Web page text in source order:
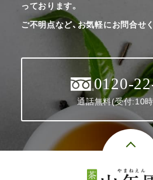
っております。
ご不明点など、お気軽にお問合せ
0120-
通話無料(受付:10